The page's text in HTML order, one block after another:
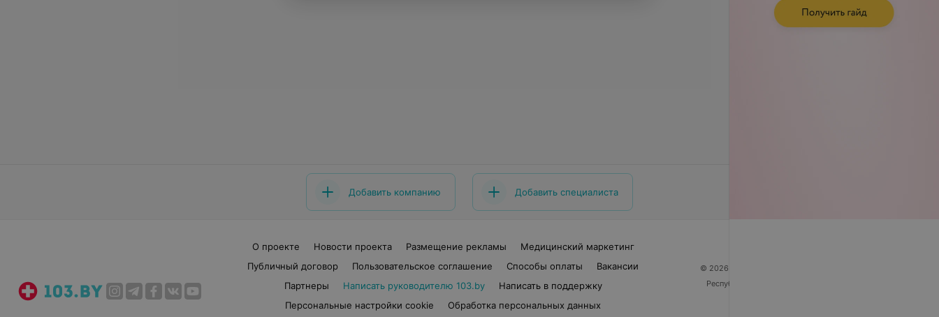
Добавить компанию Добавить специалиста
О проекте Новости проекта Размещение рекламы
Медицинский маркетинг
Публичный договор
Пользовательское соглашение Способы оплаты
Вакансии
Партнеры
Написать руководителю 103.by
Написать в поддержку
Персональные настройки cookie
Обработка персональных данных
© 2026 ООО «Артокс Лаб», УНП 191700409
Республика Беларусь, г. Минск, улица Толбухина, 2,